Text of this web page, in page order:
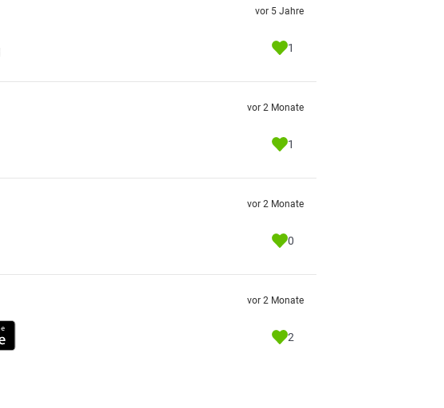
vor 5 Jahre
1
vor 2 Monate
1
vor 2 Monate
0
vor 2 Monate
2